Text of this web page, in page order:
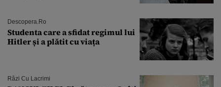
Descopera.ro
Studenta care a sfidat regimul lui
Hitler și a plătit cu viața
Râzi Cu Lacrimi